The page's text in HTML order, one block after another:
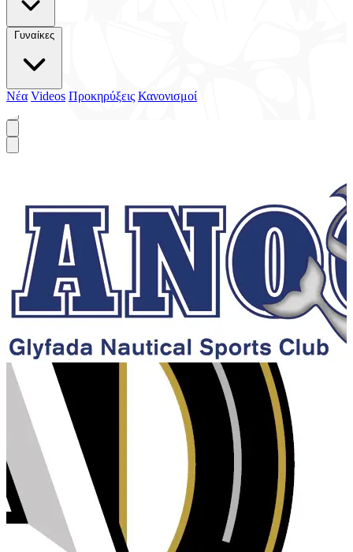
Γυναίκες
Νέα Videos Προκηρύξεις Κανονισμοί